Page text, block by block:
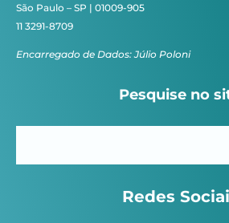
São Paulo – SP | 01009-905
11 3291-8709
Encarregado de Dados: Júlio Poloni
Pesquise no
Redes